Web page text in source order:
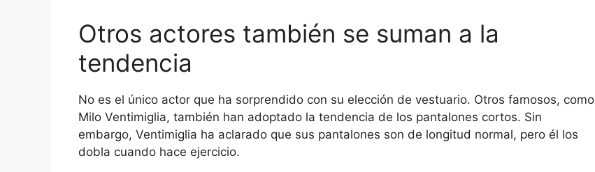
Otros actores también se suman a la
tendencia
No es el único actor que ha sorprendido con su elección de vestuario. Otros famosos, como
Milo Ventimiglia, también han adoptado la tendencia de los pantalones cortos. Sin
embargo, Ventimiglia ha aclarado que sus pantalones son de longitud normal, pero él los
dobla cuando hace ejercicio.